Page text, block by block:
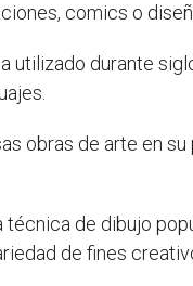
comics o
utilizado durante
obras de arte en
técnica de dibujo
de fines